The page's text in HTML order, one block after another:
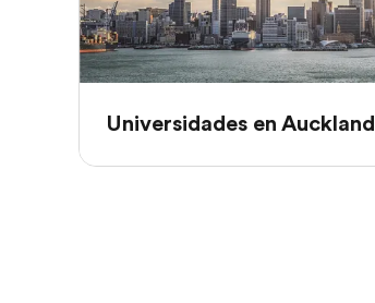
Universidades en Auckland